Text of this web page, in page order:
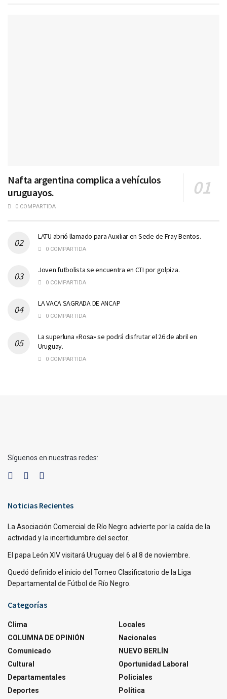
Nafta argentina complica a vehículos
uruguayos.
0 COMPARTIDA
LATU abrió llamado para Auxiliar en Sede de Fray Bentos.
0 COMPARTIDA
Joven futbolista se encuentra en CTI por golpiza.
0 COMPARTIDA
LA VACA SAGRADA DE ANCAP
0 COMPARTIDA
La superluna «Rosa» se podrá disfrutar el 26 de abril en
Uruguay.
0 COMPARTIDA
Síguenos en nuestras redes:
Noticias Recientes
La Asociación Comercial de Río Negro advierte por la caída de la
actividad y la incertidumbre del sector.
El papa León XIV visitará Uruguay del 6 al 8 de noviembre.
Quedó definido el inicio del Torneo Clasificatorio de la Liga
Departamental de Fútbol de Río Negro.
Categorías
Clima
COLUMNA DE OPINIÓN
Comunicado
Cultural
Departamentales
Deportes
Locales
Nacionales
NUEVO BERLÍN
Oportunidad Laboral
Policiales
Política